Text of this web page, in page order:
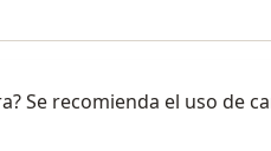
Se recomienda el uso de